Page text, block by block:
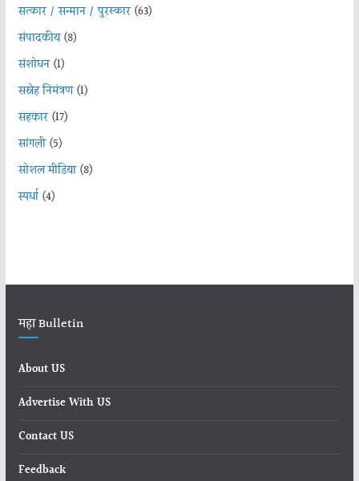
सत्कार / सन्मान / पुरस्कार(63)
संपादकीय(8)
संशोधन(1)
सस्नेह निमंत्रण(1)
सहकार(17)
सांगली(5)
सोशल मीडिया(8)
स्पर्धा(4)
महा Bulletin
About US
Advertise With US
Contact US
Feedback